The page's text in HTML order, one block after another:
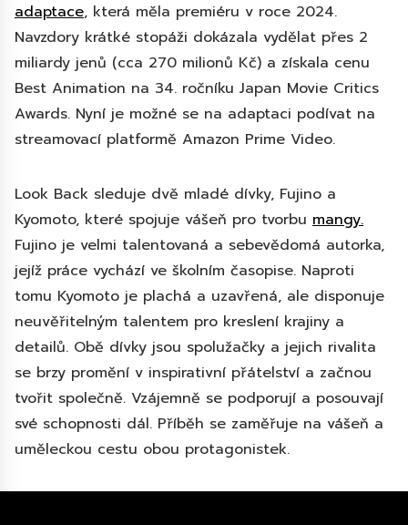
adaptace, která měla premiéru v roce 2024.
Navzdory krátké stopáži dokázala vydělat přes 2
miliardy jenů (cca 270 milionů Kč) a získala cenu
Best Animation na 34. ročníku Japan Movie Critics
Awards. Nyní je možné se na adaptaci podívat na
streamovací platformě Amazon Prime Video.
Look Back sleduje dvě mladé dívky, Fujino a
Kyomoto, které spojuje vášeň pro tvorbu mangy.
Fujino je velmi talentovaná a sebevědomá autorka,
jejíž práce vychází ve školním časopise. Naproti
tomu Kyomoto je plachá a uzavřená, ale disponuje
neuvěřitelným talentem pro kreslení krajiny a
detailů. Obě dívky jsou spolužačky a jejich rivalita
se brzy promění v inspirativní přátelství a začnou
tvořit společně. Vzájemně se podporují a posouvají
své schopnosti dál. Příběh se zaměřuje na vášeň a
uměleckou cestu obou protagonistek.